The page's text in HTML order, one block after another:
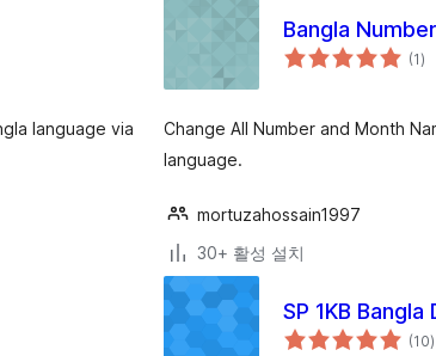
language via
Bangla
(1전
체)
Change All Number and Month
language.
mortuzahossain1997
30+ 활성 설치
SP 1KB
(10전
체)